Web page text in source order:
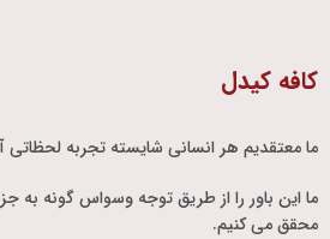
کافه کیدل
ما معتقدیم هر انسانی شایسته تجربه لحظاتی
ما این باور را از طریق توجه وسواس گونه به
محقق می کنیم.